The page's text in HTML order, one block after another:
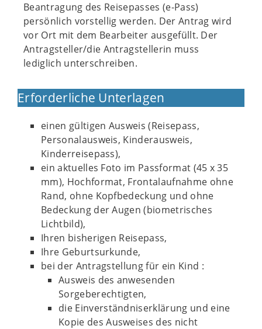
Beantragung des Reisepasses (e-Pass)
persönlich vorstellig werden. Der Antrag wird
vor Ort mit dem Bearbeiter ausgefüllt. Der
Antragsteller/die Antragstellerin muss
lediglich unterschreiben.
Erforderliche Unterlagen
einen gültigen Ausweis (Reisepass,
Personalausweis, Kinderausweis,
Kinderreisepass),
ein aktuelles Foto im Passformat (45 x 35
mm), Hochformat, Frontalaufnahme ohne
Rand, ohne Kopfbedeckung und ohne
Bedeckung der Augen (biometrisches
Lichtbild),
Ihren bisherigen Reisepass,
Ihre Geburtsurkunde,
bei der Antragstellung für ein Kind :
Ausweis des anwesenden
Sorgeberechtigten,
die Einverständniserklärung und eine
Kopie des Ausweises des nicht